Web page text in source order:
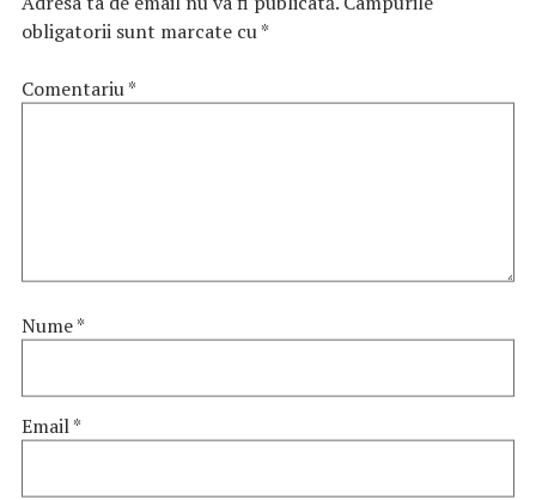
obligatorii sunt marcate cu*
Comentariu*
Nume*
Email*